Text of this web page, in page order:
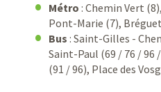
Métro : Chemin Vert
Pont-Marie (7),
Bus : Saint-Gilles -
Saint-Paul (69 / 76 / 96
(91 / 96), Place des